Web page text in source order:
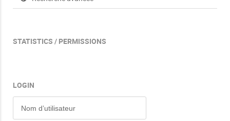
STATISTICS / PERMISSIONS
LOGIN